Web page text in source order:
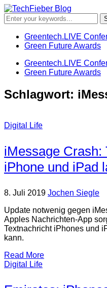
Greentech.LIVE
Green Future Awards
Greentech.LIVE
Green Future Awards
Schlagwort:
Digital Life
iMessage Crash:
iPhone und iPad
8. Juli 2019 Jochen Siegle
Update notwenig gegen
Apples Nachrichten-App
Textnachricht iPhones und
kann.
Read More
Digital Life